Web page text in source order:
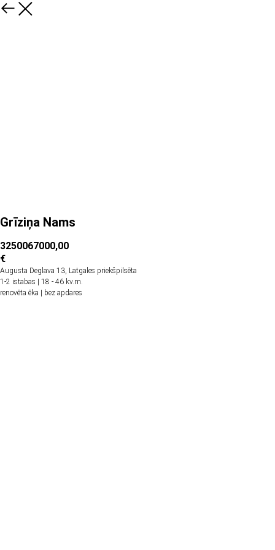
Grīziņa Nams
3250067000,00
€
Augusta Deglava 13, Latgales priekšpilsēta
1-2 istabas | 18 - 46 kv.m.
renovēta ēka | bez apdares